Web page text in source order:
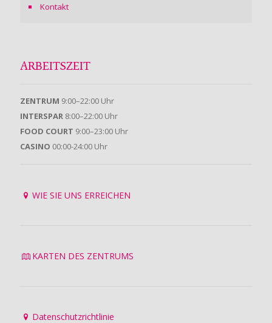
Kontakt
ARBEITSZEIT
ZENTRUM 9:00–22:00 Uhr
INTERSPAR 8:00–22:00 Uhr
FOOD COURT 9:00–23:00 Uhr
CASINO 00:00-24:00 Uhr
WIE SIE UNS ERREICHEN
KARTEN DES ZENTRUMS
Datenschutzrichtlinie